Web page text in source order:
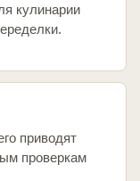
кулинарии
приводят
проверкам